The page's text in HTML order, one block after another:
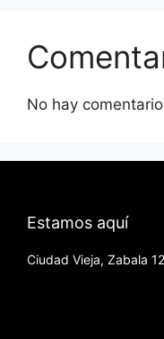
No hay
Estamos aquí
Ciudad Vieja, Zabala